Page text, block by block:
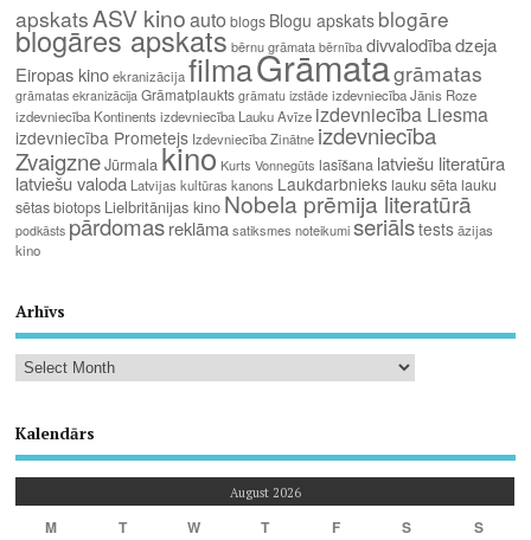
apskats ASV kinoauto blogs Blogu apskats blogāre
blogāres apskats bērnu grāmata bērnība divvalodībadzeja
Eiropas kino ekranizācija filmaGrāmatagrāmatas
grāmatas ekranizācija Grāmatplaukts grāmatu izstāde izdevniecība Jānis Roze
izdevniecība Kontinents izdevniecība Lauku Avīze izdevniecība Liesma
izdevniecība Prometejs Izdevniecība Zinātne izdevniecība
ZvaigzneJūrmala kino Kurts Vonnegūts lasīšana latviešu literatūra
latviešu valoda Latvijas kultūras kanons Laukdarbniekslauku sētalauku
sētas biotops Lielbritānijas kino Nobela prēmija literatūrā
podkāsts pārdomasreklāma satiksmes noteikumi seriālstests āzijas
kino
Arhīvs
Kalendārs
August 2026
M T W T F S S